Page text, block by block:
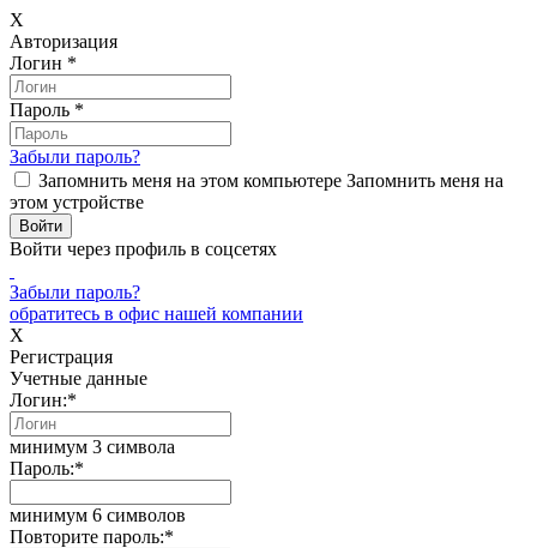
X
Авторизация
Логин *
Пароль *
Забыли пароль?
Запомнить меня на этом компьютере Запомнить меня на
этом устройстве
Войти через профиль в соцсетях
Забыли пароль?
обратитесь в офис нашей компании
X
Регистрация
Учетные данные
Логин:*
минимум 3 символа
Пароль:*
минимум 6 символов
Повторите пароль:*